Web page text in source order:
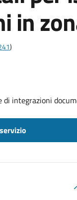
in
)
di integrazioni